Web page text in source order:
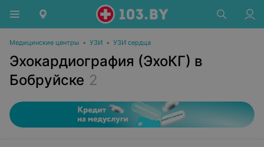
Медицинские центры • УЗИ • УЗИ сердца
Эхокардиография (ЭхоКГ) в
Бобруйске 2